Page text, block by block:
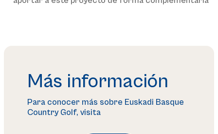
Más información
Para conocer más sobre Euskadi Basque
Country Golf, visita